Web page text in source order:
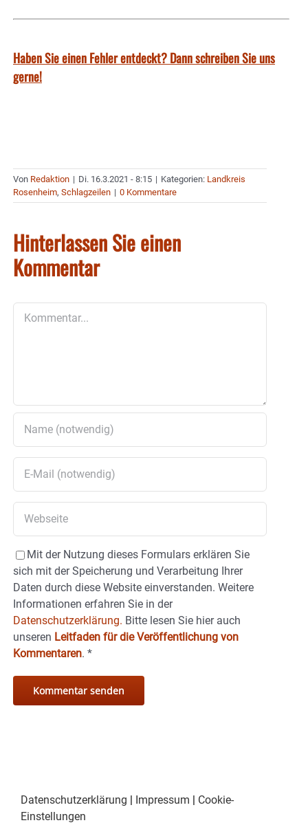
Haben Sie einen Fehler entdeckt? Dann schreiben Sie uns
gerne!
Von Redaktion | Di. 16.3.2021 - 8:15 | Kategorien: Landkreis
Rosenheim, Schlagzeilen | 0 Kommentare
Hinterlassen Sie einen
Kommentar
Mit der Nutzung dieses Formulars erklären Sie
sich mit der Speicherung und Verarbeitung Ihrer
Daten durch diese Website einverstanden. Weitere
Informationen erfahren Sie in der
Datenschutzerklärung. Bitte lesen Sie hier auch
unseren Leitfaden für die Veröffentlichung von
Kommentaren. *
Datenschutzerklärung | Impressum | Cookie-
Einstellungen